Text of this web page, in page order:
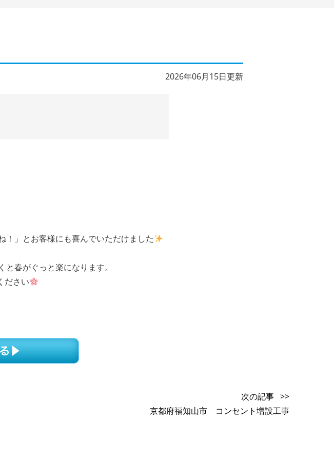
2026年06月15日更新
！」とお客様にも喜んでいただけました
春がぐっと楽になります。
ださい
次の記事 >>
京都府福知山市 コンセント増設工事